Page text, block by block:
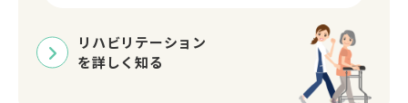
リハビリテーション
を詳しく知る